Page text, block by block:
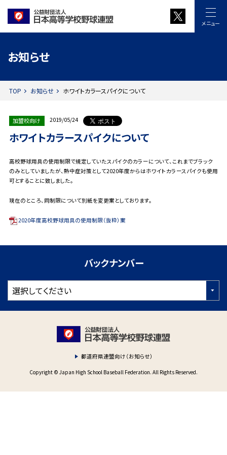
メニュー
お知らせ
TOP お知らせ ホワイトカラースパイクについて
加盟校向け 2019/05/24
ホワイトカラースパイクについて
高校野球用具の使用制限で規定していたスパイクのカラーについて、これまでブラック
のみとしていましたが、熱中症対策として2020年度からはホワイトカラースパイクも使用
可とすることに致しました。
現在のところ、同制限について別紙を変更案としております。
2020年度高校野球用具の使用制限（抜粋）案
バックナンバー
都道府県連盟向け（お知らせ）
Copyright © Japan High School Baseball Federation. All Rights Reserved.